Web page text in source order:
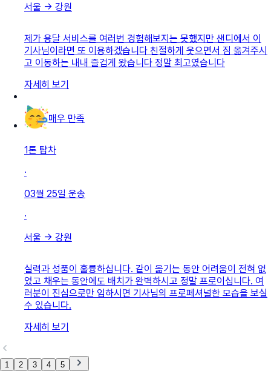
서울 → 강원
제가 용달 서비스를 여러번 경험해보지는 못했지만 샌디에서 이
기사님이라면 또 이용하겠습니다 친절하게 웃으면서 짐 옮겨주시
고 이동하는 내내 즐겁게 왔습니다 정말 최고였습니다
자세히 보기
매우 만족
1톤 탑차
·
03월 25일 운송
·
서울 → 강원
실력과 성품이 훌륭하십니다. 같이 옮기는 동안 어려움이 전혀 없
었고 채우는 동안에도 배치가 완벽하시고 정말 프로이십니다. 여
러분이 진심으로만 임하시면 기사님의 프로페셔널한 모습을 보실
수 있습니다.
자세히 보기
1 2 3 4 5